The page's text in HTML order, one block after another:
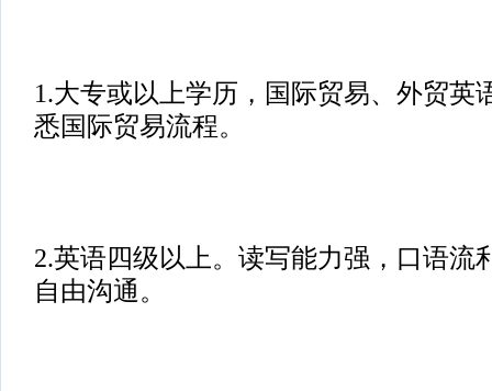
1.大专或以上学历，国际贸易、外贸英
悉国际贸易流程。
2.英语四级以上。读写能力强，口语流
自由沟通。